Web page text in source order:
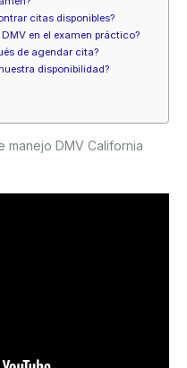
citas disponibles?
en el examen práctico?
de agendar cita?
disponibilidad?
manejo DMV California